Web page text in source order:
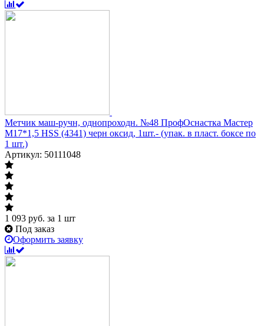
Метчик маш-ручн, однопроходн. №48 ПрофОснастка Мастер
M17*1,5 HSS (4341) черн оксид, 1шт.- (упак. в пласт. боксе по
1 шт.)
Артикул: 50111048
1 093 руб. за 1 шт
Под заказ
Оформить заявку